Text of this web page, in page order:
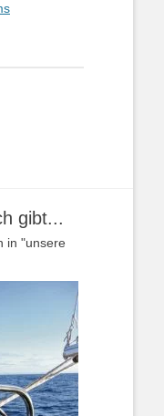
gibt...
in "unsere